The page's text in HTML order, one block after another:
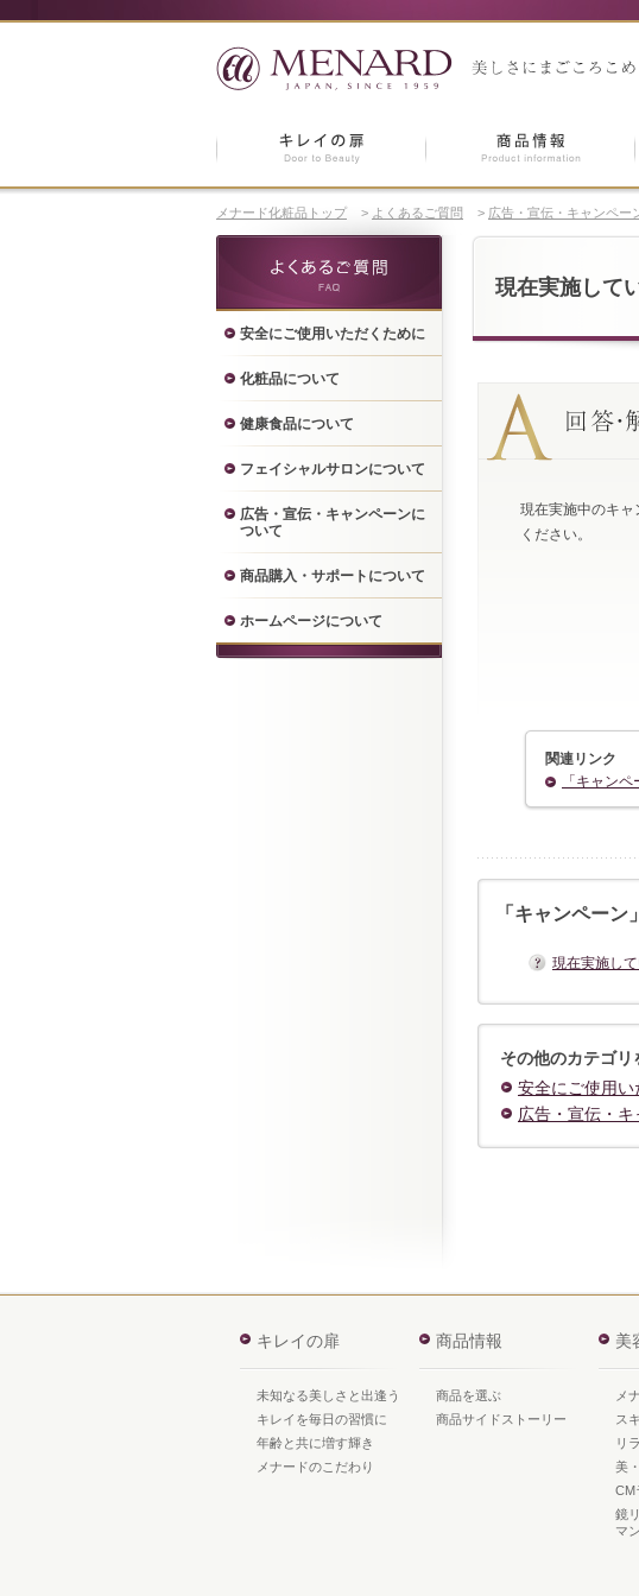
メナード化粧品トップ > よくあるご質問 > 広告・宣伝・キャンペー
現在実施して
現在実施中のキ
ください。
関連リンク
「キャン
「キャンペー
現在実施し
その他のカテゴリ
安全にご使用い
広告・宣伝・
安全にご使用いただくために
化粧品について
健康食品について
フェイシャルサロンについて
広告・宣伝・キャンペーンに
ついて
商品購入・サポートについて
ホームページについて
キレイの扉
未知なる美しさと出逢う
キレイを毎日の習慣に
年齢と共に増す輝き
メナードのこだわり
商品情報
商品を選ぶ
商品サイドストーリー
美
メ
ス
リ
美
CM
鏡
マ